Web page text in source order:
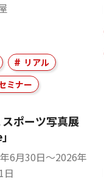
リアル
ミナー
ポーツ写真展
6月30日〜2026年
日